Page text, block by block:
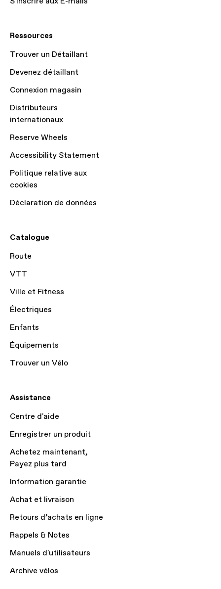
Ressources
Trouver un Détaillant
Devenez détaillant
Connexion magasin
Distributeurs
internationaux
Reserve Wheels
Accessibility Statement
Politique relative aux
cookies
Déclaration de données
Catalogue
Route
VTT
Ville et Fitness
Électriques
Enfants
Équipements
Trouver un Vélo
Assistance
Centre d'aide
Enregistrer un produit
Achetez maintenant,
Payez plus tard
Information garantie
Achat et livraison
Retours d’achats en ligne
Rappels & Notes
Manuels d'utilisateurs
Archive vélos